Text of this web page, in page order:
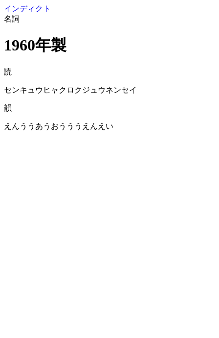
インディクト
名詞
1960年製
読
センキュウヒャクロクジュウネンセイ
韻
えんううあうおうううえんえい